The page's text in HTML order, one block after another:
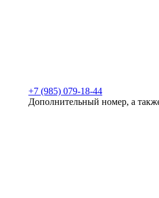
+7 (985) 079-18-44
Дополнительный номер, а